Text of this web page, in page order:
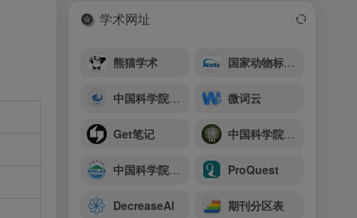
学术网址
熊猫学术 国家动物标本资源库
中国科学院长春应用化学研究所 微词云
Get笔记 中国科学院西双版纳热带植物园
中国科学院南京地理与湖泊研究所 ProQuest
DecreaseAl 期刊分区表